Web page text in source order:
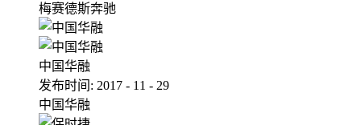
梅赛德斯奔驰
中国华融
发布时间: 2017 - 11 - 29
中国华融